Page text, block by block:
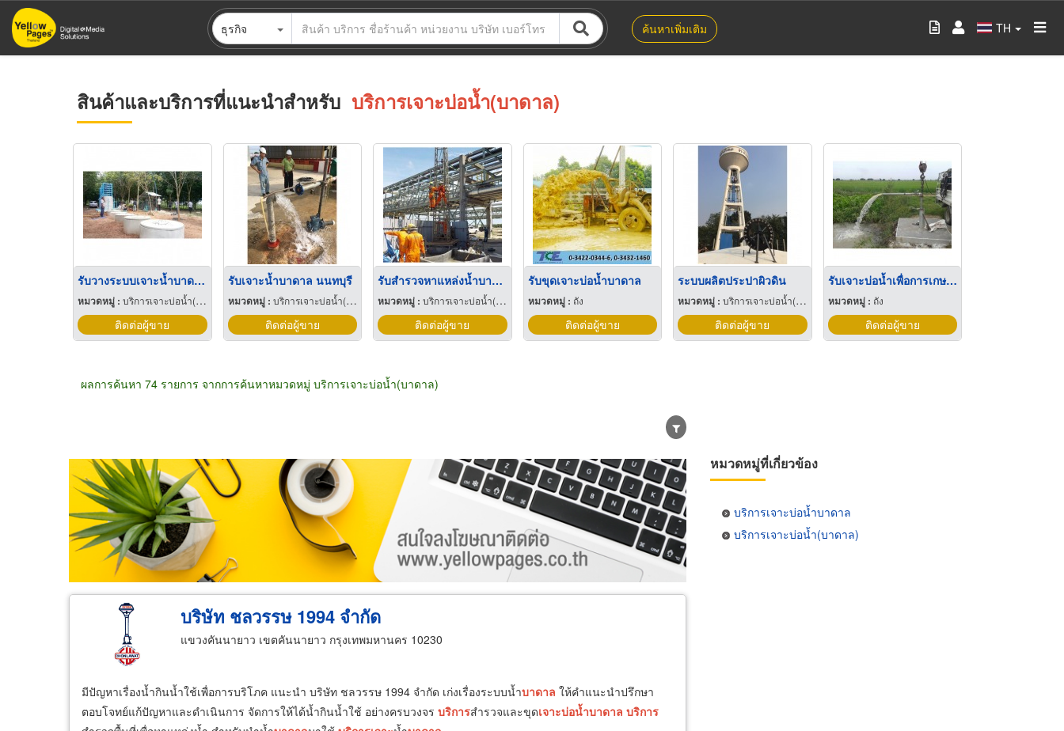
ข้าม
ไป
ธุรกิจ ค้นหาเพิ่มเติม TH
สินค้าและบริการที่แนะนำสำหรับ บริการเจาะบ่อน้ำ(บาดาล)
รับวางระบบเจาะน้ำบาดาล
หมวดหมู่ : บริการเจาะบ่อน้ำ(บาดาล)
ติดต่อผู้ขาย
รับเจาะน้ำบาดาล นนทบุรี
หมวดหมู่ : บริการเจาะบ่อน้ำ(บาดาล)
ติดต่อผู้ขาย
รับสำรวจหาแหล่งน้ำบาดาล
หมวดหมู่ : บริการเจาะบ่อน้ำ(บาดาล)
ติดต่อผู้ขาย
รับขุดเจาะบ่อน้ำบาดาล
หมวดหมู่ : ถัง
ติดต่อผู้ขาย
ระบบผลิตประปาผิวดิน
หมวดหมู่ : บริการเจาะบ่อน้ำ(บาดาล)
ติดต่อผู้ขาย
รับเจาะบ่อน้ำเพื่อการเกษตรของกรมทรัพยากรน้ำบาดาล
หมวดหมู่ : ถัง
ติดต่อผู้ขาย
ผลการค้นหา 74 รายการ จากการค้นหาหมวดหมู่ บริการเจาะบ่อน้ำ(บาดาล)
ขายส่ง ขายปลีก ผู้ผลิต ตัวแทนจัดจำหน่าย ผู้ส่งออก/นำเข้า ธุรกิจบริการ
บริษัท ชลวรรษ 1994 จำกัด
แขวงคันนายาว เขตคันนายาว กรุงเทพมหานคร 10230
มีปัญหาเรื่องน้ำกินน้ำใช้เพื่อการบริโภค แนะนำ บริษัท ชลวรรษ 1994 จำกัด เก่งเรื่องระบบน้ำบาดาล ให้คำแนะนำปรึกษา
ตอบโจทย์แก้ปัญหาและดำเนินการ จัดการให้ได้น้ำกินน้ำใช้ อย่างครบวงจร บริการสำรวจและขุดเจาะบ่อน้ำบาดาล บริการ
หมวดหมู่ที่เกี่ยวข้อง
บริการเจาะบ่อน้ำบาดาล
บริการเจาะบ่อน้ำ(บาดาล)